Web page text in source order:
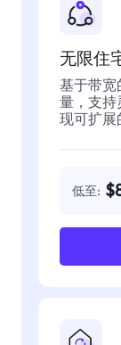
无限住
基于带宽
量，支持
现可扩展
低至: